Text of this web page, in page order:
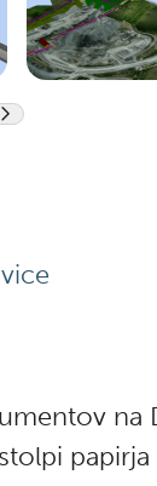
Next
na
papirja